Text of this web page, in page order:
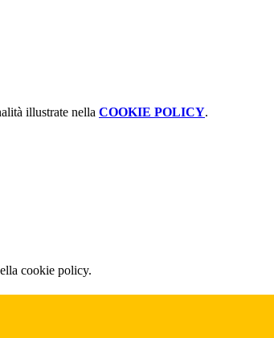
illustrate nella COOKIE POLICY.
cookie policy.